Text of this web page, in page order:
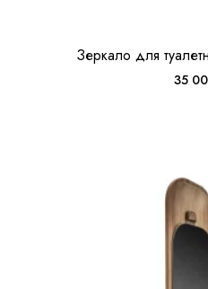
Зеркало для
35